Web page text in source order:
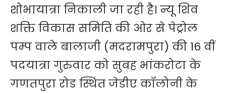
शोभायात्रा निकाली जा रही है। न्यू शिव
शक्ति विकास समिति की ओर से पेट्रोल
पम्प वाले बालाजी (मदरामपुरा) की 16 वीं
पदयात्रा गुरुवार को सुबह भांकरोटा के
गणतपुरा रोड स्थित जेडीए कॉलोनी के